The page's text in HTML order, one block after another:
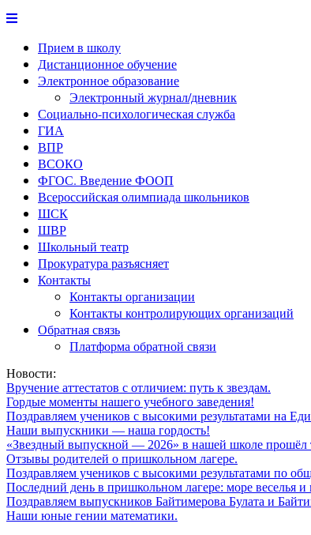
Прием в школу
Дистанционное обучение
Электронное образование
Электронный журнал/дневник
Социально-психологическая служба
ГИА
ВПР
ВСОКО
ФГОС. Введение ФООП
Всероссийская олимпиада школьников
ШСК
ШВР
Школьный театр
Прокуратура разъясняет
Контакты
Контакты организации
Контакты контролирующих организаций
Обратная связь
Платформа обратной связи
Новости:
Вручение аттестатов с отличием: путь к звездам.
Гордые моменты нашего учебного заведения!
Поздравляем учеников с высокими результатами на
Наши выпускники — наша гордость!
«Звездный выпускной — 2026» в нашей школе прошёл
Отзывы родителей о пришкольном лагере.
Поздравляем учеников с высокими результатами по
Последний день в пришкольном лагере: море веселья
Поздравляем выпускников Байтимерова Булата и
Наши юные гении математики.